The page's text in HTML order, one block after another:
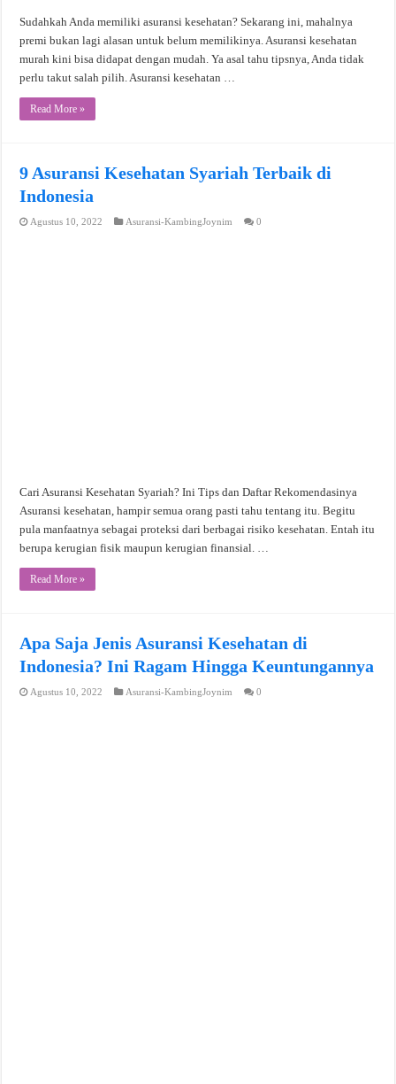
Sudahkah Anda memiliki asuransi kesehatan? Sekarang ini, mahalnya
premi bukan lagi alasan untuk belum memilikinya. Asuransi kesehatan
murah kini bisa didapat dengan mudah. Ya asal tahu tipsnya, Anda tidak
perlu takut salah pilih. Asuransi kesehatan …
Read More »
9 Asuransi Kesehatan Syariah Terbaik di
Indonesia
Agustus 10, 2022 Asuransi-KambingJoynim 0
Cari Asuransi Kesehatan Syariah? Ini Tips dan Daftar Rekomendasinya
Asuransi kesehatan, hampir semua orang pasti tahu tentang itu. Begitu
pula manfaatnya sebagai proteksi dari berbagai risiko kesehatan. Entah itu
berupa kerugian fisik maupun kerugian finansial. …
Read More »
Apa Saja Jenis Asuransi Kesehatan di
Indonesia? Ini Ragam Hingga Keuntungannya
Agustus 10, 2022 Asuransi-KambingJoynim 0